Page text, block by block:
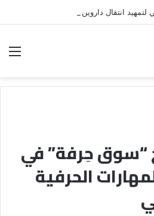
“سوق حِرفة” في
الحرفية